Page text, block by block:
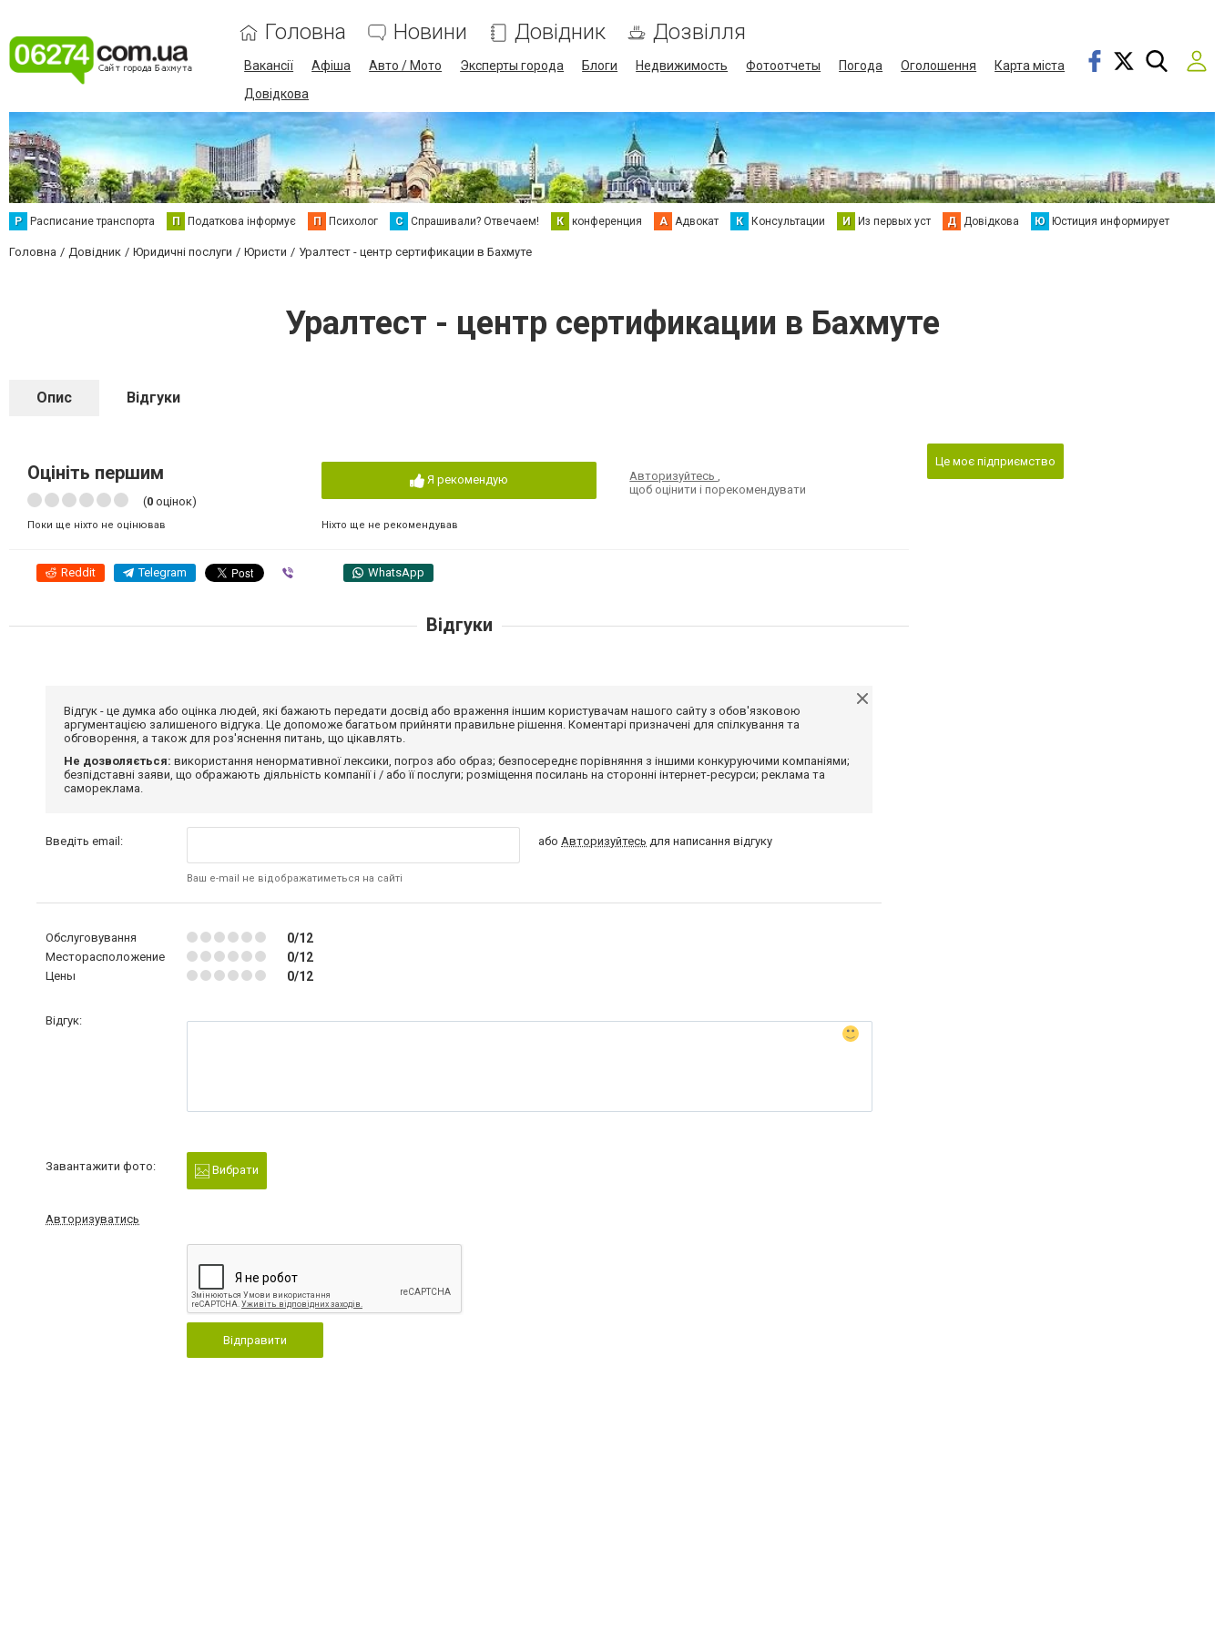
Головна Новини Довідник Дозвілля
Вакансії Афіша Авто / Мото Эксперты города Блоги Недвижимость Фотоотчеты Погода Оголошення
Карта міста
Довідкова
Р Расписание транспорта П Податкова інформує П Психолог С Спрашивали? Отвечаем! К конференция А Адвокат К Консультации И Из первых уст Д Довідкова Ю Юстиция информирует
Головна Довідник Юридичні послуги Юристи Уралтест - центр сертификации в Бахмуте
Уралтест - центр сертификации в Бахмуте
Опис Відгуки
Оцініть першим
(0 оцінок)
Поки ще ніхто не оцінював
Я рекомендую
Ніхто ще не рекомендував
Авторизуйтесь,
щоб оцінити і порекомендувати
Reddit Telegram WhatsApp
Це моє підприємство
Відгуки
Відгук - це думка або оцінка людей, які бажають передати досвід або враження іншим користувачам нашого сайту з обов'язковою
аргументацією залишеного відгука. Це допоможе багатьом прийняти правильне рішення. Коментарі призначені для спілкування та
обговорення, а також для роз'яснення питань, що цікавлять.
Не дозволяється: використання ненормативної лексики, погроз або образ; безпосереднє порівняння з іншими конкуруючими компаніями;
безпідставні заяви, що ображають діяльність компанії і / або її послуги; розміщення посилань на сторонні інтернет-ресурси; реклама та
самореклама.
Введіть email:
Ваш e-mail не відображатиметься на сайті
абоАвторизуйтесь для написання відгуку
Обслуговування 0/12
Месторасположение 0/12
Цены 0/12
Відгук:
Завантажити фото: Вибрати
Авторизуватись
Відправити